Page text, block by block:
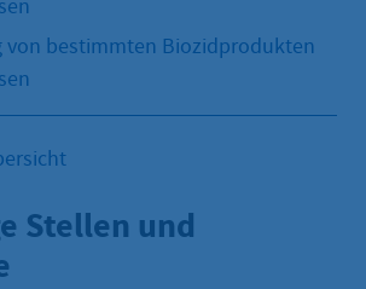
von bestimmten Biozidprodukten
Stellen und